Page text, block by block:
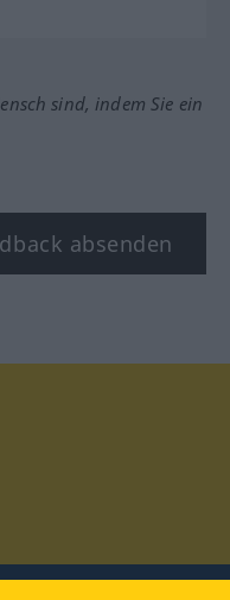
sind, indem Sie ein
absenden